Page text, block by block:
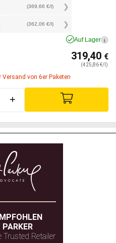
(369,66 €/l)
(362,06 €/l)
Auf Lager i
319,40 €
(425,86 €/l)
Versand von 6er Paketen
+
Retailer